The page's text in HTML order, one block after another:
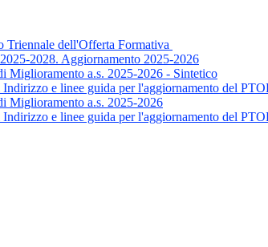
Triennale dell'Offerta Formativa
2028. Aggiornamento 2025-2026
Miglioramento a.s. 2025-2026 - Sintetico
e linee guida per l'aggiornamento del
Miglioramento a.s. 2025-2026
e linee guida per l'aggiornamento del